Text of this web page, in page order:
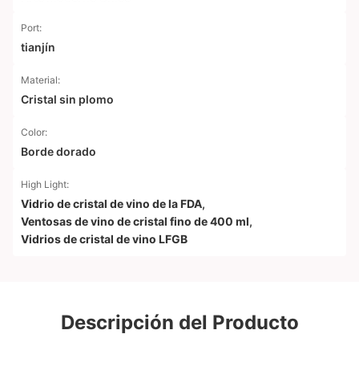
Port:
tianjín
Material:
Cristal sin plomo
Color:
Borde dorado
High Light:
Vidrio de cristal de vino de la FDA,
Ventosas de vino de cristal fino de 400 ml,
Vidrios de cristal de vino LFGB
Descripción del Producto